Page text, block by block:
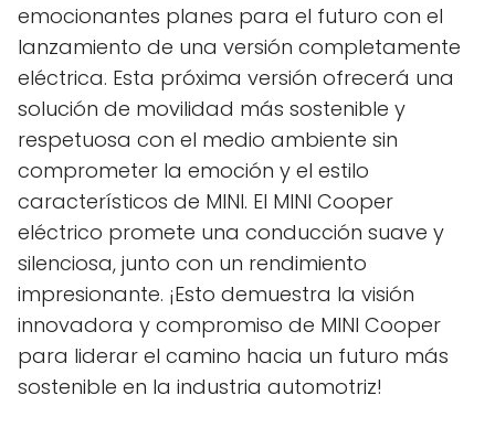
emocionantes planes para el futuro con el
lanzamiento de una versión completamente
eléctrica. Esta próxima versión ofrecerá una
solución de movilidad más sostenible y
respetuosa con el medio ambiente sin
comprometer la emoción y el estilo
característicos de MINI. El MINI Cooper
eléctrico promete una conducción suave y
silenciosa, junto con un rendimiento
impresionante. ¡Esto demuestra la visión
innovadora y compromiso de MINI Cooper
para liderar el camino hacia un futuro más
sostenible en la industria automotriz!